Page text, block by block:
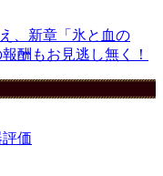
、新章「氷と血の
酬もお見逃し無く！
価